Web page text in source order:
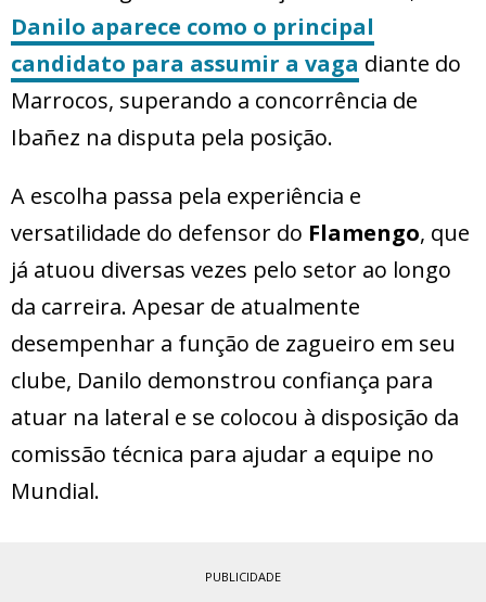
Danilo aparece como o principal
candidato para assumir a vaga diante do
Marrocos, superando a concorrência de
Ibañez na disputa pela posição.
A escolha passa pela experiência e
versatilidade do defensor do Flamengo, que
já atuou diversas vezes pelo setor ao longo
da carreira. Apesar de atualmente
desempenhar a função de zagueiro em seu
clube, Danilo demonstrou confiança para
atuar na lateral e se colocou à disposição da
comissão técnica para ajudar a equipe no
Mundial.
PUBLICIDADE